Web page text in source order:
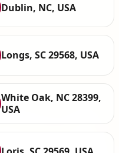
Dublin, NC, USA
Longs, SC 29568, USA
White Oak, NC 28399,
USA